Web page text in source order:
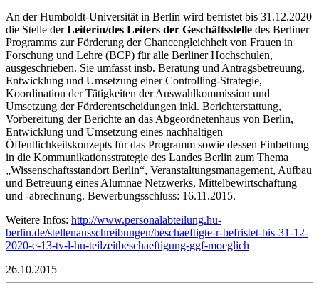
An der Humboldt-Universität in Berlin wird befristet bis 31.12.2020
die Stelle derLeiterin/des Leiters der Geschäftsstelle des Berliner
Programms zur Förderung der Chancengleichheit von Frauen in
Forschung und Lehre (BCP) für alle Berliner Hochschulen,
ausgeschrieben. Sie umfasst insb. Beratung und Antragsbetreuung,
Entwicklung und Umsetzung einer Controlling-Strategie,
Koordination der Tätigkeiten der Auswahlkommission und
Umsetzung der Förderentscheidungen inkl. Berichterstattung,
Vorbereitung der Berichte an das Abgeordnetenhaus von Berlin,
Entwicklung und Umsetzung eines nachhaltigen
Öffentlichkeitskonzepts für das Programm sowie dessen Einbettung
in die Kommunikationsstrategie des Landes Berlin zum Thema
„Wissenschaftsstandort Berlin“, Veranstaltungsmanagement, Aufbau
und Betreuung eines Alumnae Netzwerks, Mittelbewirtschaftung
und -abrechnung. Bewerbungsschluss: 16.11.2015.
Weitere Infos: http://www.personalabteilung.hu-
berlin.de/stellenausschreibungen/beschaeftigte-r-befristet-bis-31-12-
2020-e-13-tv-l-hu-teilzeitbeschaeftigung-ggf-moeglich
26.10.2015